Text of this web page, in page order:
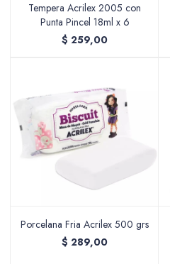
Tempera Acrilex 2005 con
Punta Pincel 18ml x 6
$ 259,00
Porcelana Fria Acrilex 500 grs
$ 289,00